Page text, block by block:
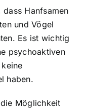
Hanfsamen
und Vögel
Es ist wichtig
psychoaktiven
haben.
Möglichkeit